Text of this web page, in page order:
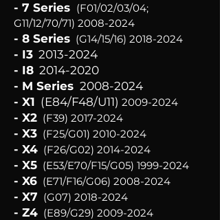
- 7 Series (F01/02/03/04;
G11/12/70/71) 2008-2024
- 8 Series (G14/15/16) 2018-2024
- I3 2013-2024
- I8 2014-2020
- M Series 2008-2024
- X1 (E84/F48/U11) 2009-2024
- X2 (F39) 2017-2024
- X3 (F25/G01) 2010-2024
- X4 (F26/G02) 2014-2024
- X5 (E53/E70/F15/G05) 1999-2024
- X6 (E71/F16/G06) 2008-2024
- X7 (G07) 2018-2024
- Z4 (E89/G29) 2009-2024